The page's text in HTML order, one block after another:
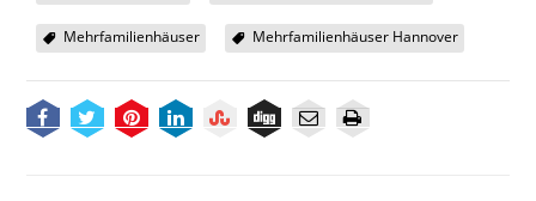
Mehrfamilienhäuser Mehrfamilienhäuser Hannover